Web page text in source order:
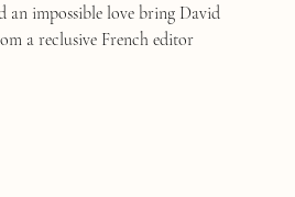
an impossible love bring David
a reclusive French editor